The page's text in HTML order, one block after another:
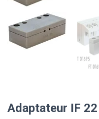
Adaptateur IF